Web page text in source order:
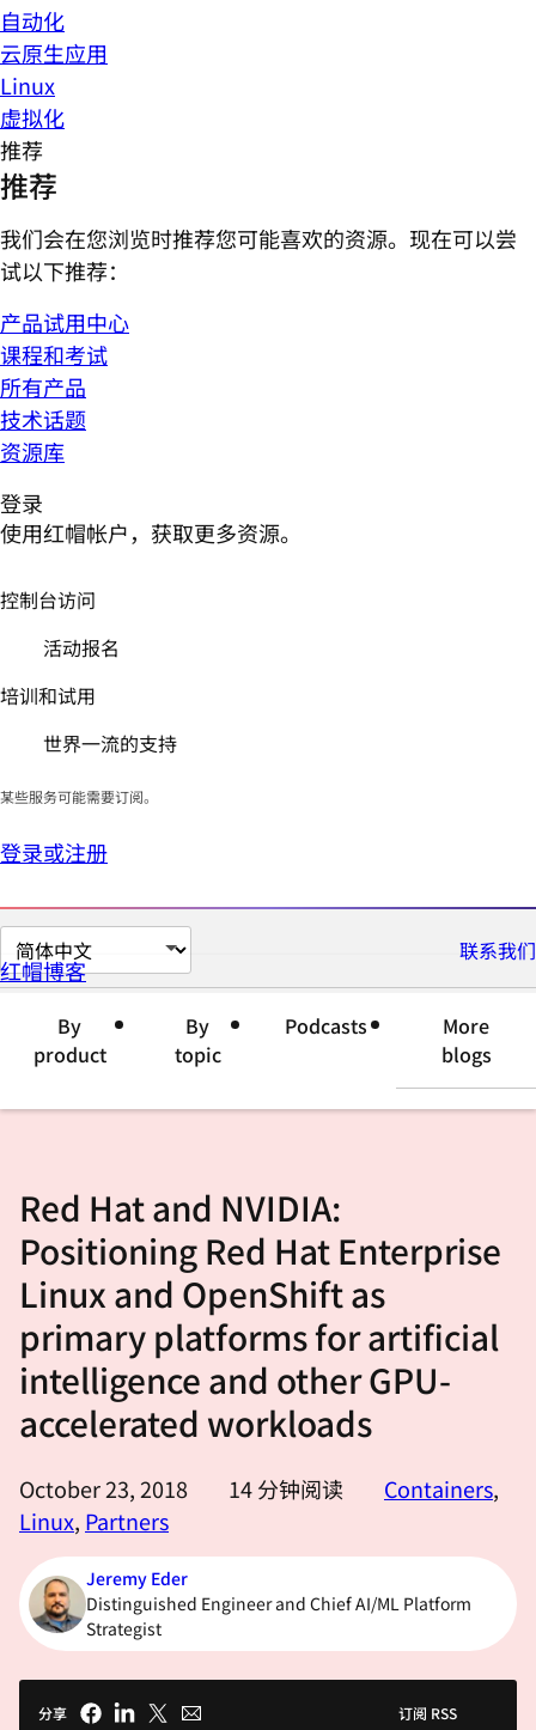
自动化
云原生应用
Linux
虚拟化
推荐
推荐
我们会在您浏览时推荐您可能喜欢的资源。现在可以尝
试以下推荐：
产品试用中心
课程和考试
所有产品
技术话题
资源库
登录
使用红帽帐户，获取更多资源。
控制台访问
活动报名
培训和试用
世界一流的支持
某些服务可能需要订阅。
登录或注册
切
换
言
联系我们
红帽博客
By
product
By
topic
Podcasts
More
blogs
Red Hat and NVIDIA:
Positioning Red Hat Enterprise
Linux and OpenShift as
primary platforms for artificial
intelligence and other GPU-
accelerated workloads
October 23, 2018 14分钟阅读 Containers,
Linux, Partners
Jeremy Eder
Distinguished Engineer and Chief AI/ML Platform
Strategist
分享 订阅 RSS